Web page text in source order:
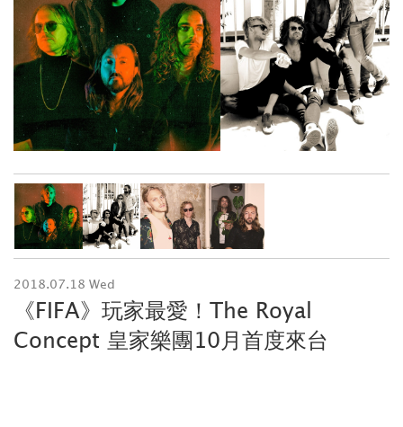
2018.07.18 Wed
《FIFA》玩家最愛！The Royal
Concept 皇家樂團10月首度來台